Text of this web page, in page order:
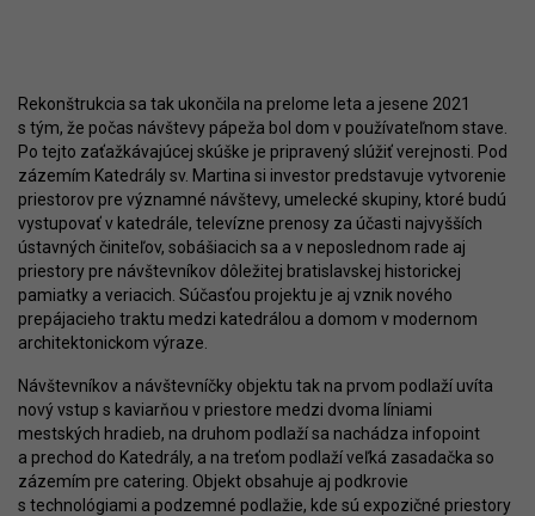
Rekonštrukcia sa tak ukončila na prelome leta a jesene 2021
s tým, že počas návštevy pápeža bol dom v používateľnom stave.
Po tejto zaťažkávajúcej skúške je pripravený slúžiť verejnosti. Pod
zázemím Katedrály sv. Martina si investor predstavuje vytvorenie
priestorov pre významné návštevy, umelecké skupiny, ktoré budú
vystupovať v katedrále, televízne prenosy za účasti najvyšších
ústavných činiteľov, sobášiacich sa a v neposlednom rade aj
priestory pre návštevníkov dôležitej bratislavskej historickej
pamiatky a veriacich. Súčasťou projektu je aj vznik nového
prepájacieho traktu medzi katedrálou a domom v modernom
architektonickom výraze.
Návštevníkov a návštevníčky objektu tak na prvom podlaží uvíta
nový vstup s kaviarňou v priestore medzi dvoma líniami
mestských hradieb, na druhom podlaží sa nachádza infopoint
a prechod do Katedrály, a na treťom podlaží veľká zasadačka so
zázemím pre catering. Objekt obsahuje aj podkrovie
s technológiami a podzemné podlažie, kde sú expozičné priestory